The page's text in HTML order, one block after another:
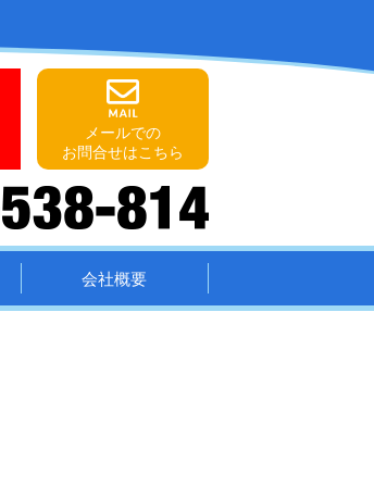
メールでの
お問合せはこちら
会社概要